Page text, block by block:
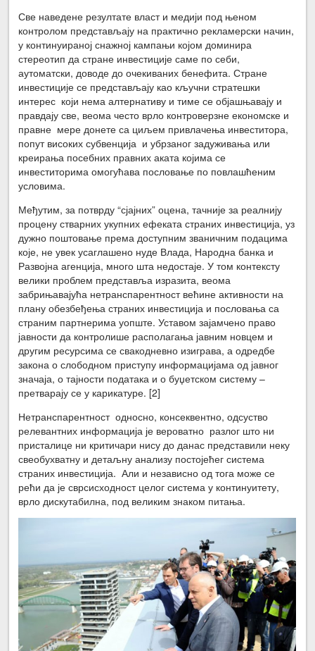
Све наведене резултате власт и медији под њеном
контролом представљају на практично рекламерски начин,
у континуираној снажној кампањи којом доминира
стереотип да стране инвестиције саме по себи,
аутоматски, доводе до очекиваних бенефита. Стране
инвестиције се представљају као кључни стратешки
интерес који нема алтернативу и тиме се објашњавају и
правдају све, веома често врло контроверзне економске и
правне мере донете са циљем привлачења инвеститора,
попут високих субвенција и убрзаног задуживања или
креирања посебних правних аката којима се
инвеститорима омогућава пословање по повлашћеним
условима.
Међутим, за потврду “сјајних” оцена, тачније за реалнију
процену стварних укупних ефеката страних инвестиција, уз
дужно поштовање према доступним званичним подацима
које, не увек усаглашено нуде Влада, Народна банка и
Развојна агенција, много шта недостаје. У том контексту
велики проблем представља изразита, веома
забрињавајућа нетранспарентност већине активности на
плану обезбеђења страних инвестиција и пословања са
страним партнерима уопште. Уставом зајамчено право
јавности да контролише располагања јавним новцем и
другим ресурсима се свакодневно изиграва, а одредбе
закона о слободном приступу информацијама од јавног
значаја, о тајности података и о буџетском систему –
претварају се у карикатуре. [2]
Нетранспарентност односно, консеквентно, одсуство
релевантних информација је вероватно разлог што ни
присталице ни критичари нису до данас представили неку
свеобухватну и детаљну анализу постојећег система
страних инвестиција. Али и независно од тога може се
рећи да је сврсисходност целог система у континуитету,
врло дискутабилна, под великим знаком питања.